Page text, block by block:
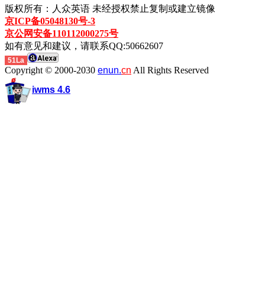
版权所有：人众英语 未经授权禁止复制或建立镜像
京ICP备05048130号-3
京公网安备110112000275号
如有意见和建议，请联系QQ:50662607
51La
Copyright © 2000-2030 enun.cn All Rights Reserved
iwms 4.6